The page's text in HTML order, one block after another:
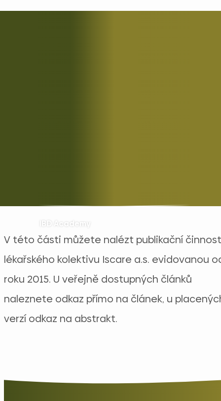
IBD Academy
V této části můžete nalézt publikační činnost
lékařského kolektivu Iscare a.s. evidovanou
roku 2015. U veřejně dostupných článků
naleznete odkaz přímo na článek, u
verzí odkaz na abstrakt.